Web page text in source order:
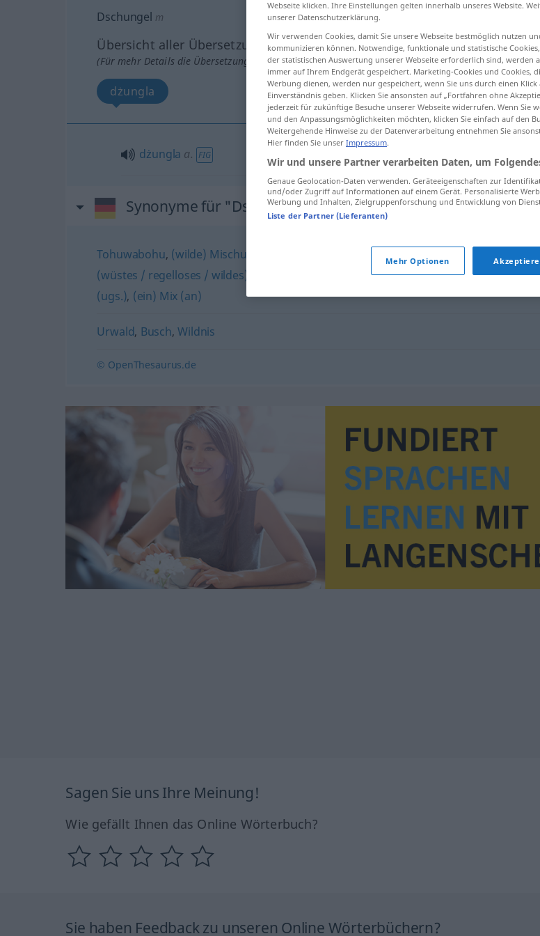
Dschungel m
Übersicht aller Übersetzungen
(Für mehr Details die Übersetzung anklicken/antippen)
dżungla
dżungla a. FIG
Synonyme für "Dschungel"
Tohuwabohu, (wilde) Mischung
(wüstes / regelloses / wildes) Durcheinander
Unordnung,Wust,Kuddelmuddel
(ugs.), (ein) Mix (an)
Urwald, Busch,Wildnis
© OpenThesaurus.de
Sagen Sie uns Ihre Meinung!
Wie gefällt Ihnen das Online Wörterbuch?
Sie haben Feedback zu unseren Online Wörterbüchern?
Webseite klicken. Ihre Einstellungen gelten innerhalb unseres Website.
unserer Datenschutzerklärung.
Wir verwenden Cookies, damit Sie unsere Webseite bestmöglich nutzen
kommunizieren können. Notwendige, funktionale und statistische
der statistischen Auswertung unserer Webseite erforderlich sind, werden
immer auf Ihrem Endgerät gespeichert. Marketing-Cookies und Cookies,
Werbung dienen, werden nur gespeichert, wenn Sie uns durch einen
Einverständnis geben. Klicken Sie ansonsten auf „Fortfahren ohne
jederzeit für zukünftige Besuche unserer Webseite widerrufen. Wenn Sie
und den Anpassungsmöglichkeiten möchten, klicken Sie einfach auf den
Weitergehende Hinweise zu der Datenverarbeitung entnehmen Sie
Hier finden Sie unser Impressum.
Wir und unsere Partner verarbeiten Daten, um
Genaue Geolocation-Daten verwenden. Geräteeigenschaften zur
und/oder Zugriff auf Informationen auf einem Gerät. Personalisierte
Werbung und Inhalten, Zielgruppenforschung und Entwicklung von
Liste der Partner (Lieferanten)
Mehr Optionen